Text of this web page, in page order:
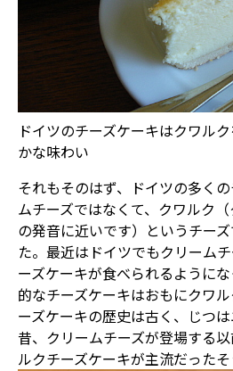
ドイツのチーズケーキはクワル
かな味わい
それもそのはず、ドイツの多く
ムチーズではなくて、クワルク
の発音に近いです）というチー
た。最近はドイツでもクリーム
ーズケーキが食べられるように
的なチーズケーキはおもにクワ
ーズケーキの歴史は古く、じつ
昔、クリームチーズが登場する
ルクチーズケーキが主流だったそ